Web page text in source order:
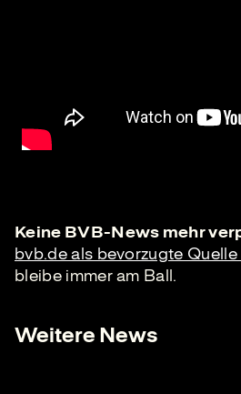
Keine BVB-News mehr
bvb.de als bevorzugte
bleibe immer am Ball.
Weitere News